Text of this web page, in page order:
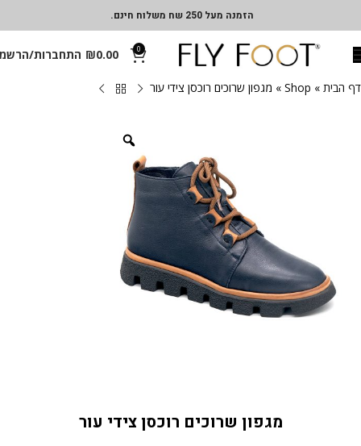
הזמנה מעל 250 שח משלוח חינם.
0
₪0.00 התחברות/
דף הבית »
Shop
» מגפון שרוכים רוכסן צידי עור
מגפון שרוכים רוכסן צידי עור